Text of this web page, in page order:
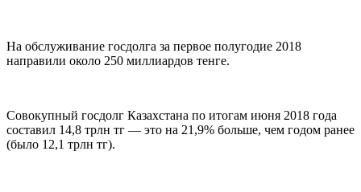
На обслуживание госдолга за первое полугодие 2018
направили около 250 миллиардов тенге.
Совокупный госдолг Казахстана по итогам июня 2018 года
составил 14,8 трлн тг — это на 21,9% больше, чем годом ранее
(было 12,1 трлн тг).